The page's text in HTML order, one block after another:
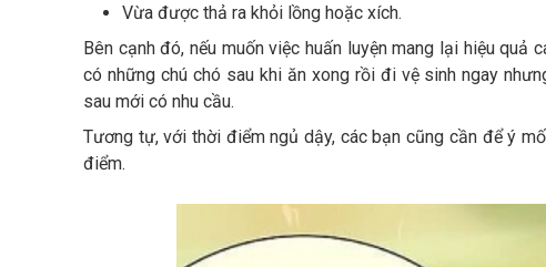
Vừa được thả ra khỏi lồng hoặc xích.
Bên cạnh đó, nếu muốn việc huấn luyện mang lại hiệu
có những chú chó sau khi ăn xong rồi đi vệ sinh ngay
sau mới có nhu cầu.
Tương tự, với thời điểm ngủ dậy, các bạn cũng cần để ý
điểm.